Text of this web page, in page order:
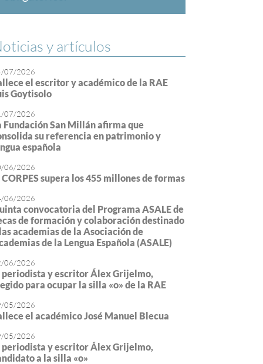
y artículos
07/2026
el escritor y académico de la RAE
Goytisolo
07/2026
Fundación San Millán afirma que
su referencia en patrimonio y
española
06/2026
CORPES supera los 455 millones de formas
06/2026
convocatoria del Programa ASALE de
de formación y colaboración destinado
academias de la Asociación de
de la Lengua Española (ASALE)
06/2026
periodista y escritor Álex Grijelmo,
para ocupar la silla «o» de la RAE
05/2026
el académico José Manuel Blecua
05/2026
periodista y escritor Álex Grijelmo,
a la silla «o»